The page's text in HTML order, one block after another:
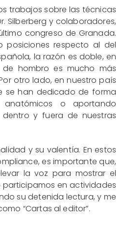
trabajos sobre las técnicas
Silberberg y colaboradores,
congreso de Granada.
respecto al del
la razón es doble, en
hombro es mucho más
otro lado, en nuestro país
se han dedicado de forma
anatómicos o aportando
y fuera de nuestras
y su valentía. En estos
es importante que,
la voz para mostrar el
en actividades
su detenida lectura, y me
“Cartas al editor”.